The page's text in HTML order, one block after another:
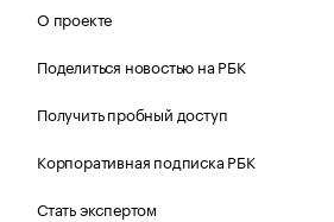
О проекте
Поделиться новостью на РБК
Получить пробный доступ
Корпоративная подписка РБК
Стать экспертом